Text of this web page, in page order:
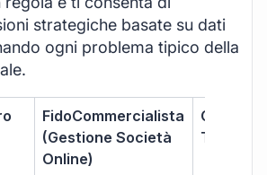
strategiche basate su dati
ogni problema tipico della
FidoCommercialista
(Gestione Società
Online)